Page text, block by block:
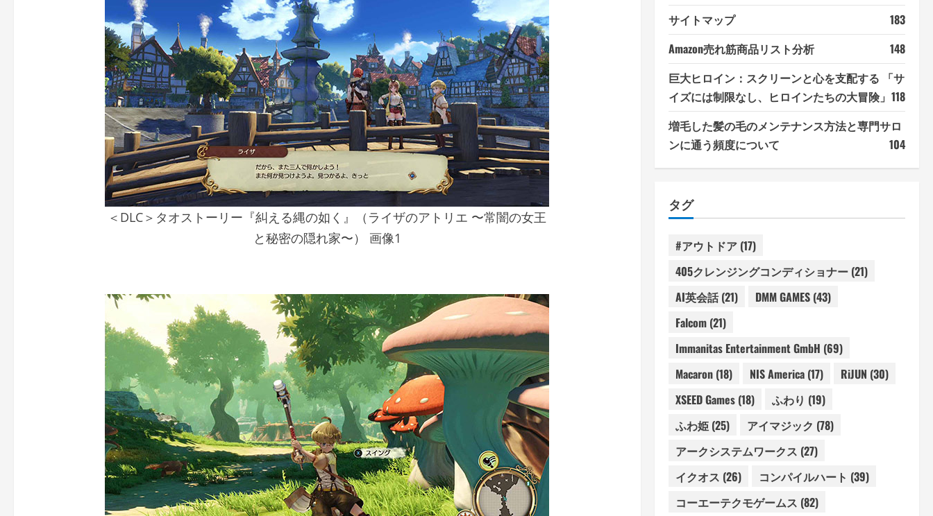
＜DLC＞タオストーリー『糾える縄の如く』（ライザのアトリエ 〜常闇の女王
と秘密の隠れ家〜） 画像1
サイトマップ
183
Amazon売れ筋商品リスト分析
148
巨大ヒロイン：スクリーンと心を支配する 「サ
イズには制限なし、ヒロインたちの大冒険」 118
増毛した髪の毛のメンテナンス方法と専門サロ
ンに通う頻度について
104
タグ
#アウトドア(17)
405クレンジングコンディショナー(21)
AI英会話(21) DMM GAMES(43)
Falcom(21)
Immanitas Entertainment GmbH (69)
Macaron(18) NIS America(17) RiJUN (30)
XSEED Games(18) ふわり (19)
ふわ姫(25) アイマジック (78)
アークシステムワークス (27)
イクオス (26) コンパイルハート (39)
コーエーテクモゲームス (82)